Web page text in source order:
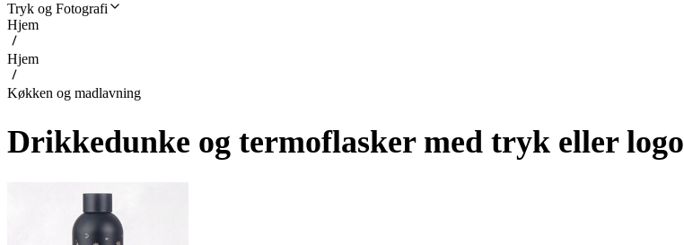
Tryk og Fotografi
Hjem
Hjem
Køkken og madlavning
Drikkedunke og termoflasker med tryk eller logo